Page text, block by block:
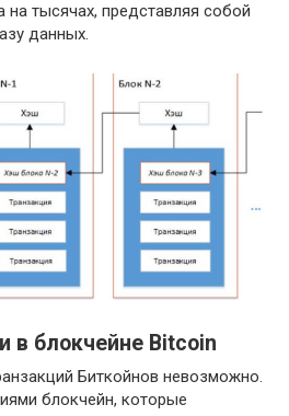
тысячах, представляя собой
данных.
в блокчейне Bitcoin
Биткойнов невозможно.
блокчейн, которые